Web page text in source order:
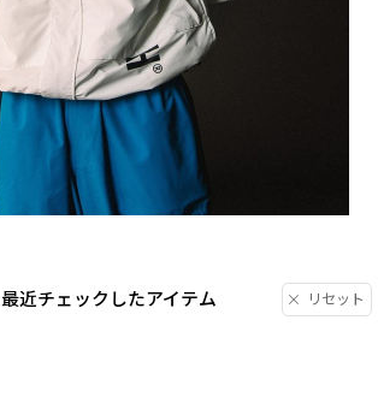
最近チェックしたアイテム リセット